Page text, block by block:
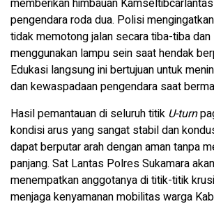
memberikan himbauan
pengendara roda dua. Polisi
tidak memotong jalan secara tiba-tiba
menggunakan lampu sein saat hendak
Edukasi langsung ini bertujuan untuk
dan kewaspadaan pengendara saat
Hasil pemantauan di seluruh titik U-turn
kondisi arus yang sangat stabil dan
dapat berputar arah dengan aman tanpa
panjang. Sat Lantas Polres Sukamara
menempatkan anggotanya di titik-titik
menjaga kenyamanan mobilitas warga